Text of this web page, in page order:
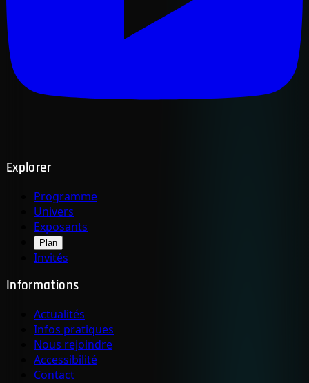
Explorer
Programme
Univers
Exposants
Plan
Invités
Informations
Actualités
Infos pratiques
Nous rejoindre
Accessibilité
Contact